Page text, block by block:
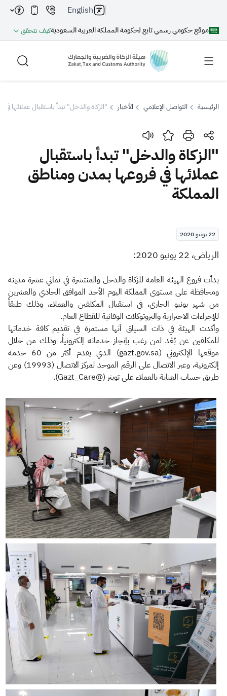
موقع حكومي رسمي تابع لحكومة المملكة العربية السعوديةكيف تتحقق
English
بحث
بحث بحث AI
الزكاة
الإقرار الضريبي
الرئيسية التواصل الإعلامي الأخبار "الزكاة والدخل" تبدأ باستقبال عملائها
"الزكاة والدخل" تبدأ باستقبال
عملائها في فروعها بمدن ومناطق
المملكة
22 يونيو 2020
الرياض، 22 يونيو 2020:
بدأت فروع الهيئة العامة للزكاة والدخل والمنتشرة في ثماني عشرة مدينة
ومحافظة على مستوى المملكة اليوم الأحد الموافق الحادي والعشرين
من شهر يونيو الجاري، في استقبال المكلفين والعملاء، وذلك طبقاً
للإجراءات الاحترازية والبروتوكلات الوقائية للقطاع العام.
وأكدت الهيئة في ذات السياق أنها مستمرة في تقديم كافة خدماتها
للمكلفين عن بُعْد لمن رغب بإنجاز خدماته إلكترونياً، وذلك من خلال
موقعها الإلكتروني (gazt.gov.sa) الذي يقدم أكثر من 60 خدمة
إلكترونية، وعبر الاتصال على الرقم الموحد لمركز الاتصال (19993) وعن
طريق حساب العناية بالعملاء على تويتر (@Gazt_Care).